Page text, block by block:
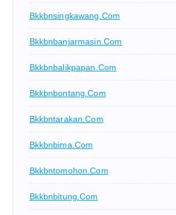
Bkkbnsingkawang.com
Bkkbnbanjarmasin.com
Bkkbnbalikpapan.com
Bkkbnbontang.com
Bkkbntarakan.com
Bkkbnbima.com
Bkkbntomohon.com
Bkkbnbitung.com